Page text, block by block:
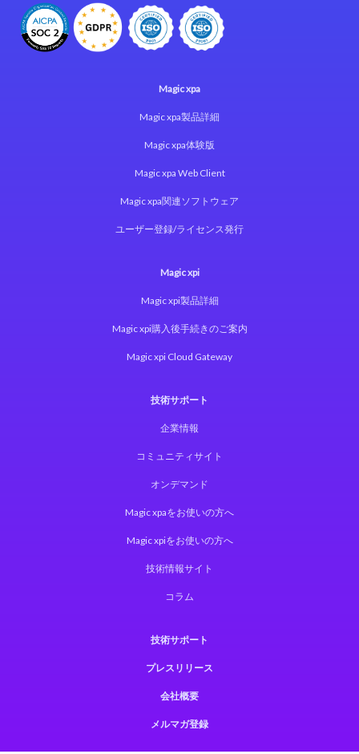
Magic xpa
Magic xpa製品詳細
Magic xpa体験版
Magic xpa Web Client
Magic xpa関連ソフトウェア
ユーザー登録/ライセンス発行
Magic xpi
Magic xpi製品詳細
Magic xpi購入後手続きのご案内
Magic xpi Cloud Gateway
技術サポート
企業情報
コミュニティサイト
オンデマンド
Magic xpaをお使いの方へ
Magic xpiをお使いの方へ
技術情報サイト
コラム
技術サポート
プレスリリース
会社概要
メルマガ登録